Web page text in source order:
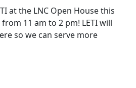
at the LNC Open House this
11 am to 2 pm! LETI will
so we can serve more